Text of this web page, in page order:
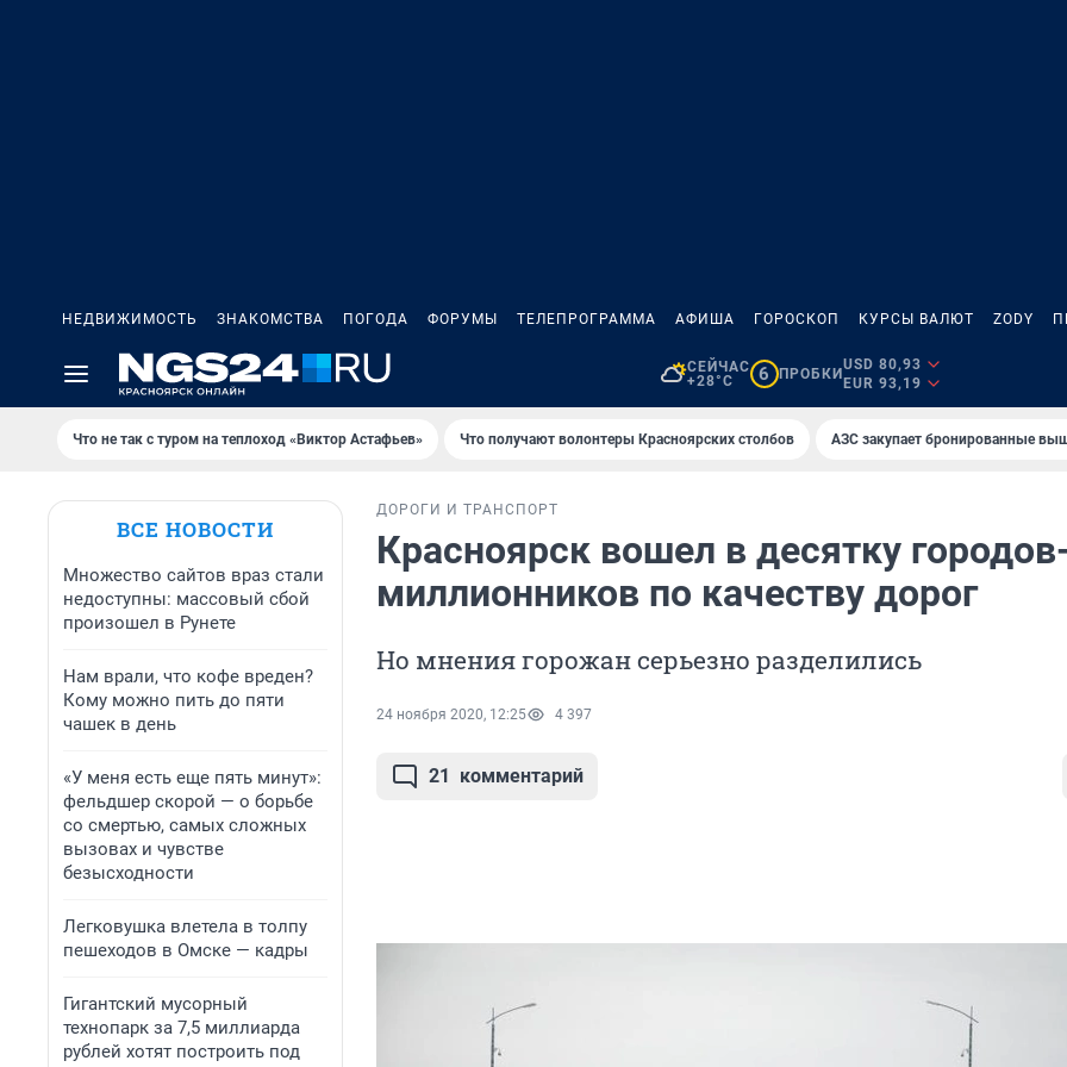
НЕДВИЖИМОСТЬ ЗНАКОМСТВА ПОГОДА ФОРУМЫ ТЕЛЕПРОГРАММА АФИША ГОРОСКОП КУРСЫ ВАЛЮТ ZODY
СЕЙЧАС
+28°C
6 ПРОБКИ
USD 80,93
EUR 93,19
Что не так с туром на теплоход «Виктор Астафьев» Что получают волонтеры Красноярских столбов AЗС закупает бронированные
ВСЕ НОВОСТИ
Множество сайтов враз стали
недоступны: массовый сбой
произошел в Рунете
Нам врали, что кофе вреден?
Кому можно пить до пяти
чашек в день
«У меня есть еще пять минут»:
фельдшер скорой — о борьбе
со смертью, самых сложных
вызовах и чувстве
безысходности
Легковушка влетела в толпу
пешеходов в Омске — кадры
Гигантский мусорный
технопарк за 7,5 миллиарда
рублей хотят построить под
ДОРОГИ И ТРАНСПОРТ
Красноярск вошел в десятку
миллионников по качеству дорог
Но мнения горожан серьезно разделились
24 ноября 2020, 12:25 4 397
21 комментарий